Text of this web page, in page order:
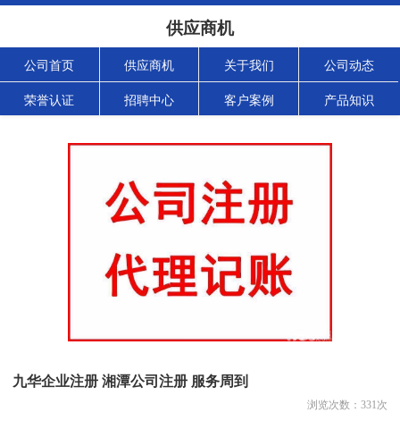
供应商机
公司首页 供应商机 关于我们 公司动态
荣誉认证 招聘中心 客户案例 产品知识
九华企业注册 湘潭公司注册 服务周到
浏览次数： 331次